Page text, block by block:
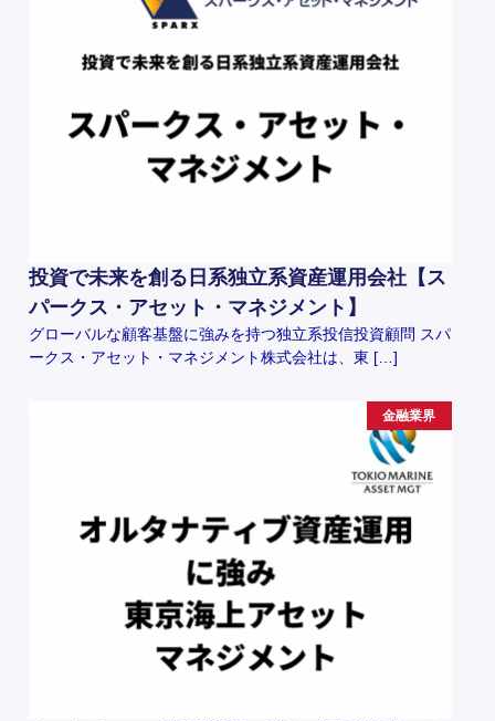
投資で未来を創る日系独立系資産運用会社【ス
パークス・アセット・マネジメント】
グローバルな顧客基盤に強みを持つ独立系投信投資顧問 スパ
ークス・アセット・マネジメント株式会社は、東 […]
金融業界